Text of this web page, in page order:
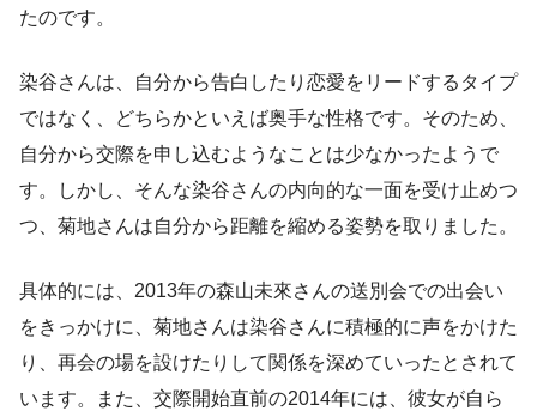
たのです。
染谷さんは、自分から告白したり恋愛をリードするタイプ
ではなく、どちらかといえば奥手な性格です。そのため、
自分から交際を申し込むようなことは少なかったようで
す。しかし、そんな染谷さんの内向的な一面を受け止めつ
つ、菊地さんは自分から距離を縮める姿勢を取りました。
具体的には、2013年の森山未來さんの送別会での出会い
をきっかけに、菊地さんは染谷さんに積極的に声をかけた
り、再会の場を設けたりして関係を深めていったとされて
います。また、交際開始直前の2014年には、彼女が自ら